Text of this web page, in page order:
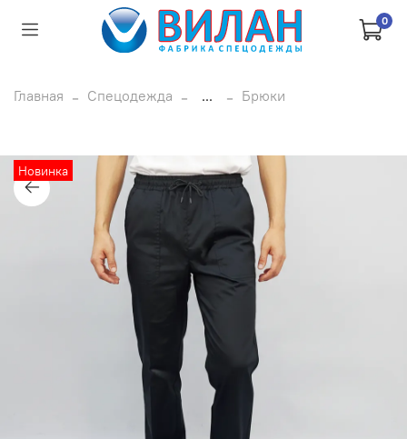
0
Главная Спецодежда ... Брюки
Новинка